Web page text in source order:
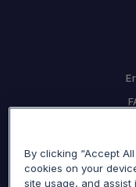
By clicking “Accept
cookies on your
site usage, and assist